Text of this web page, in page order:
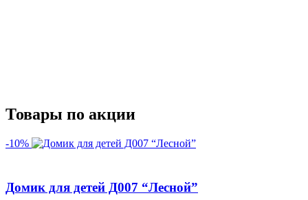
Товары по акции
-10%
Домик для детей Д007 “Лесной”